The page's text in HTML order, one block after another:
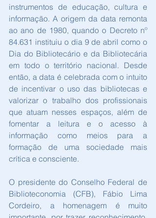
instrumentos de educação, cultura e
informação. A origem da data remonta
ao ano de 1980, quando o Decreto nº
84.631 instituiu o dia 9 de abril como o
Dia do Bibliotecário e da Bibliotecária
em todo o território nacional. Desde
então, a data é celebrada com o intuito
de incentivar o uso das bibliotecas e
valorizar o trabalho dos profissionais
que atuam nesses espaços, além de
fomentar a leitura e o acesso à
informação como meios para a
formação de uma sociedade mais
crítica e consciente.
O presidente do Conselho Federal de
Biblioteconomia (CFB), Fábio Lima
Cordeiro, a homenagem é muito